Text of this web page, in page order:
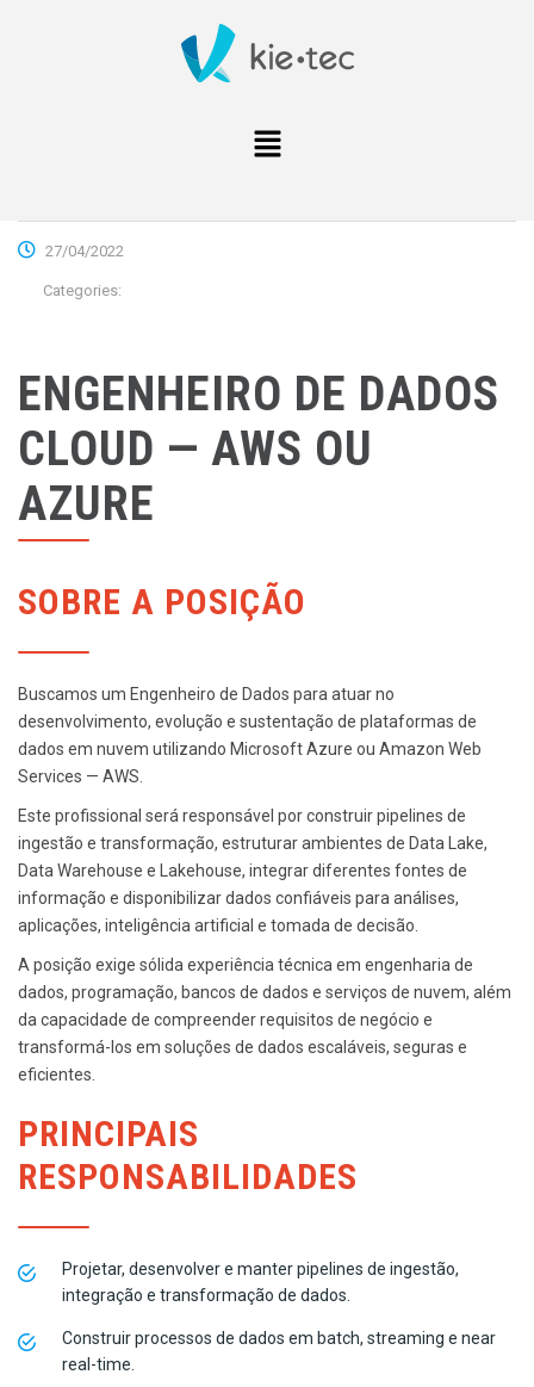
27/04/2022
Categories:
ENGENHEIRO DE DADOS
CLOUD — AWS OU
AZURE
SOBRE A POSIÇÃO
Buscamos um Engenheiro de Dados para atuar no
desenvolvimento, evolução e sustentação de plataformas de
dados em nuvem utilizando Microsoft Azure ou Amazon Web
Services — AWS.
Este profissional será responsável por construir pipelines de
ingestão e transformação, estruturar ambientes de Data Lake,
Data Warehouse e Lakehouse, integrar diferentes fontes de
informação e disponibilizar dados confiáveis para análises,
aplicações, inteligência artificial e tomada de decisão.
A posição exige sólida experiência técnica em engenharia de
dados, programação, bancos de dados e serviços de nuvem, além
da capacidade de compreender requisitos de negócio e
transformá-los em soluções de dados escaláveis, seguras e
eficientes.
PRINCIPAIS
RESPONSABILIDADES
Projetar, desenvolver e manter pipelines de ingestão,
integração e transformação de dados.
Construir processos de dados em batch, streaming e near
real-time.